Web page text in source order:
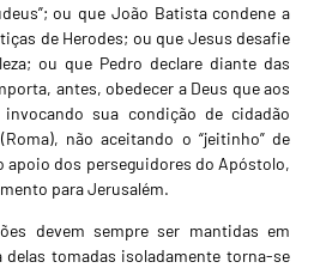
ou que João Batista condene a
de Herodes; ou que Jesus desafie
ou que Pedro declare diante das
antes, obedecer a Deus que aos
sua condição de cidadão
não aceitando o “jeitinho” de
apoio dos perseguidores do Apóstolo,
para Jerusalém.
devem sempre ser mantidas em
tomadas isoladamente torna-se